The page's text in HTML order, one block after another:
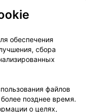
маркетинг
Доставка
Партнеры
103.by
обеспечения
сбора
файлов
позднее время.
о целях,